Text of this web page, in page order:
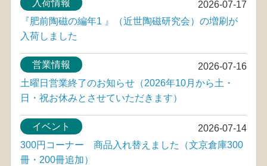
2026-07-17
入荷情報
『肥前陶磁の編年1 』（近世陶磁研究会）の増刷が
入荷しました
2026-07-16
営業情報
土曜日営業終了のお知らせ（2026年10月から土・
日・祝お休みとさせていただきます）
2026-07-14
イベント
300円コーナー 商品入れ替えました（文京倉庫300
冊・200冊追加）